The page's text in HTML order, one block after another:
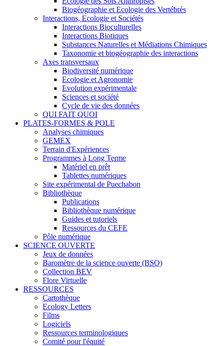
Biogéographie et Ecologie des Vertébrés
Interactions, Ecologie et Sociétés
Interactions Bioculturelles
Interactions Biotiques
Substances Naturelles et Médiations Chimiques
Taxonomie et biogéographie des interactions
Axes transversaux
Biodiversité numérique
Ecologie et Agronomie
Evolution expérimentale
Sciences et société
Cycle de vie des données
QUI FAIT QUOI
PLATES-FORMES & POLE
Analyses chimiques
GEMEX
Terrain d'Expériences
Programmes à Long Terme
Matériel en prêt
Tablettes numériques
Site expérimental de Puechabon
Bibliothèque
Publications
Bibliothèque numérique
Guides et tutoriels
Ressources du CEFE
Pôle numérique
SCIENCE OUVERTE
Jeux de données
Baromètre de la science ouverte (BSO)
Collection BEV
Flore Virtuelle
RESSOURCES
Cartothèque
Ecology Letters
Films
Logiciels
Ressources terminologiques
Comité pour l'équité